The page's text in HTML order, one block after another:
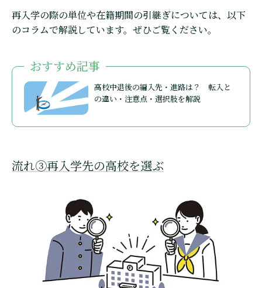
再入学の際の単位や在籍期間の引継ぎについては、以下
のコラムで解説しています。ぜひご覧ください。
おすすめ記事
高校中退後の編入先・進路は？ 転入と
の違い・注意点・選択肢を解説
流れ③再入学先の高校を選ぶ